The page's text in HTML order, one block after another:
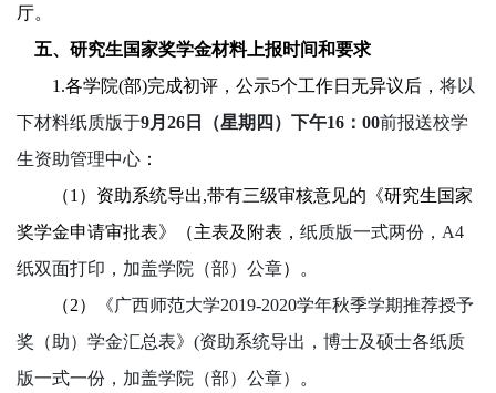
厅。
五、研究生国家奖学金材料上报 时间和要求
1.各学院(部)完成初评，公示5个工作日无异议后， 将以
下材料纸质版于9月26日（星期 四 ） 下午16 ： 00前报送校学
生资助管理中心 ：
（1）资助系统导出,带有三级审核意见的《研究生国家
奖学金申请审批表》 （主表及附表， 纸质版一式两份， A4
纸双面打印， 加盖学院（部）公章）
。
（2） 《广西师范大学2019-2020学年秋季学期推荐授予
奖（助）学金汇总表》 (资助系统导出， 博士及硕士各纸质
版一式一份，加盖学院（部）公章）
。